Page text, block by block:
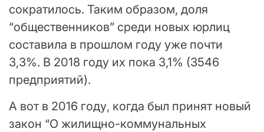
сократилось. Таким образом, доля
“общественников” среди новых юрлиц
составила в прошлом году уже почти
3,3%. В 2018 году их пока 3,1% (3546
предприятий).
А вот в 2016 году, когда был принят новый
закон “О жилищно-коммунальных